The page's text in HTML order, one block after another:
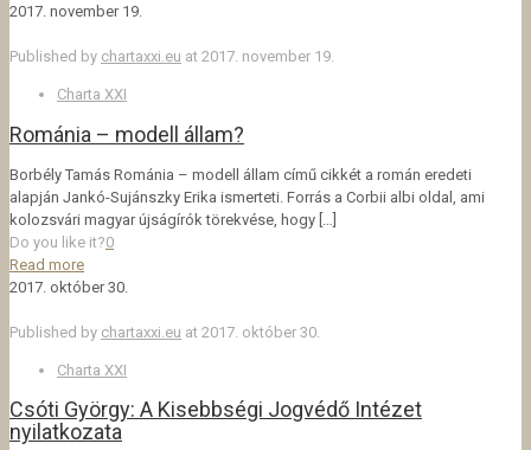
2017. november 19.
Published by chartaxxi.eu at 2017. november 19.
Charta XXI
Románia – modell állam?
Borbély Tamás Románia – modell állam című cikkét a román eredeti
alapján Jankó-Sujánszky Erika ismerteti. Forrás a Corbii albi oldal, ami
kolozsvári magyar újságírók törekvése, hogy […]
Do you like it?0
Read more
2017. október 30.
Published by chartaxxi.eu at 2017. október 30.
Charta XXI
Csóti György: A Kisebbségi Jogvédő Intézet
nyilatkozata